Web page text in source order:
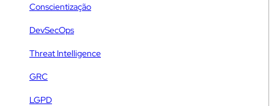
Conscientização
DevSecOps
Threat Intelligence
GRC
LGPD